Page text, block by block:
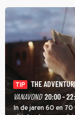
TIP
THE
VANAVOND 20:00 -
In de jaren 60 en